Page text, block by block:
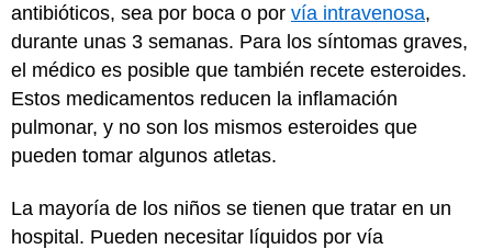
antibióticos, sea por boca o por vía intravenosa,
durante unas 3 semanas. Para los síntomas graves,
el médico es posible que también recete esteroides.
Estos medicamentos reducen la inflamación
pulmonar, y no son los mismos esteroides que
pueden tomar algunos atletas.
La mayoría de los niños se tienen que tratar en un
hospital. Pueden necesitar líquidos por vía